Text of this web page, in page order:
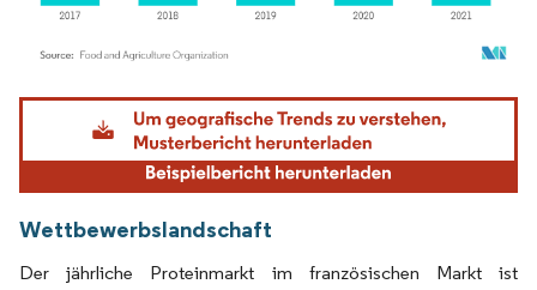
Bild © Mordor Intelligence. Wiederverwendung erfordert Namensnennung gemäß
Wettbewerbslandschaft
Der jährliche Proteinmarkt im französischen Markt ist